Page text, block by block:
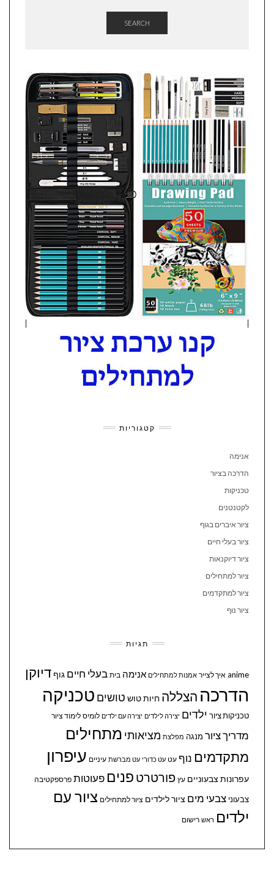
SEARCH
קטגוריות
אנימה
הדרכה בציור
טכניקות
לקטנטנים
ציור איברים בגוף
ציור בעלי חיים
ציור דיוקנאות
ציור למתחילים
ציור למתקדמים
ציור נוף
תגיות
anime איך לצייר אמנות למתחילים אנימה בית בעלי חיים גוףדיוקן
הדרכה הצללה חיותטוש טושים טכניקה
טכניקות ציור ילדים יצירה לילדים יצירה עם ילדים לומיס לימוד ציור
מדריך ציור מנגה מפלצת מציאותי מתחילים
מתקדמים נוף עט עט כדורי עט מברשת עיניים עיפרון
עפרונות צבעוניים עץ פורטרט פנים פעוטות פרספקטיבה
צבעוני צבעי מים ציור לילדים ציור למתחילים ציור עם
ילדים ראש רישום